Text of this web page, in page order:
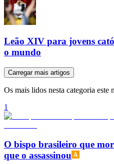
Leão XIV para jovens
o mundo
Carregar mais artigos
Os mais lidos nesta categoria este
1
O bispo brasileiro que
que o assassinou